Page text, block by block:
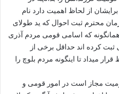
از لحاظ اهمیت دارد نام
محترم ثبت احوال که ید طولای
همانگونه که اسامی قومی مردم آذری
ثبت کرده اند حداقل برخی از
میداد تا اینگونه مردم بلوچ را
مجاز است در امور قومی و